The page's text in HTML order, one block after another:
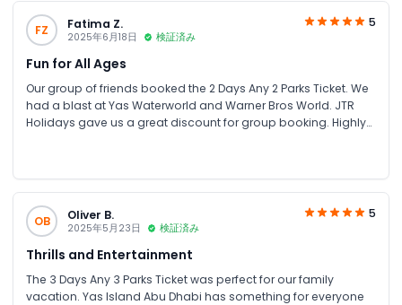
FZ Fatima Z.
2025年6月18日 検証済み
5
Fun for All Ages
Our group of friends booked the 2 Days Any 2 Parks Ticket. We
had a blast at Yas Waterworld and Warner Bros World. JTR
Holidays gave us a great discount for group booking. Highly
OB Oliver B.
2025年5月23日 検証済み
5
Thrills and Entertainment
The 3 Days Any 3 Parks Ticket was perfect for our family
vacation. Yas Island Abu Dhabi has something for everyone